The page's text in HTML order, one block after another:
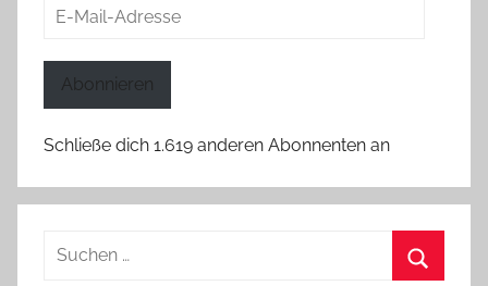
E-
Abonnieren
Schließe dich 1.619 anderen Abonnenten an
Suchen